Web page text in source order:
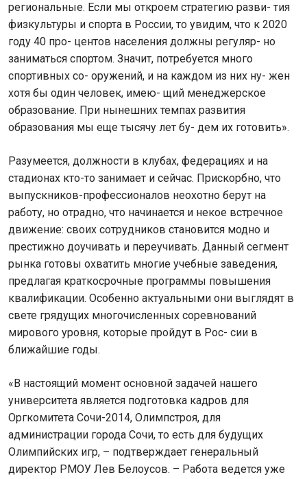
региональные. Если мы откроем стратегию разви- тия
физкультуры и спорта в России, то увидим, что к 2020
году 40 про- центов населения должны регуляр- но
заниматься спортом. Значит, потребуется много
спортивных со- оружений, и на каждом из них ну- жен
хотя бы один человек, имею- щий менеджерское
образование. При нынешних темпах развития
образования мы еще тысячу лет бу- дем их готовить».
Разумеется, должности в клубах, федерациях и на
стадионах кто-то занимает и сейчас. Прискорбно, что
выпускников-профессионалов неохотно берут на
работу, но отрадно, что начинается и некое встречное
движение: своих сотрудников становится модно и
престижно доучивать и переучивать. Данный сегмент
рынка готовы охватить многие учебные заведения,
предлагая краткосрочные программы повышения
квалификации. Особенно актуальными они выглядят в
свете грядущих многочисленных соревнований
мирового уровня, которые пройдут в Рос- сии в
ближайшие годы.
«В настоящий момент основной задачей нашего
университета является подготовка кадров для
Оргкомитета Сочи-2014, Олимпстроя, для
администрации города Сочи, то есть для будущих
Олимпийских игр, – подтверждает генеральный
директор РМОУ Лев Белоусов. – Работа ведется уже